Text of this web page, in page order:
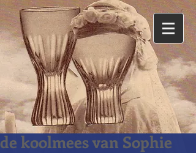
de koolmees van Sophie